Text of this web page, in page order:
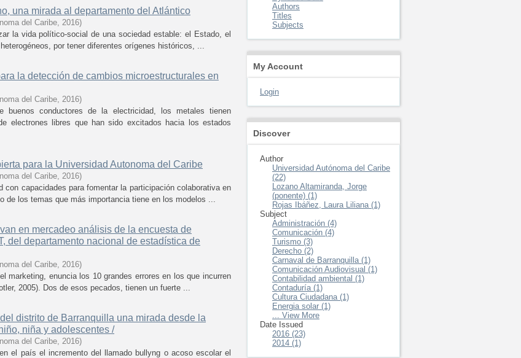
una mirada al departamento del Atlántico
del Caribe, 2016)
la vida político-social de una sociedad estable: el Estado, el
por tener diferentes orígenes históricos, ...
la detección de cambios microestructurales en
del Caribe, 2016)
buenos conductores de la electricidad, los metales tienen
electrones libres que han sido excitados hacia los estados
para la Universidad Autonoma del Caribe
del Caribe, 2016)
capacidades para fomentar la participación colaborativa en
de los temas que más importancia tiene en los modelos ...
en mercadeo análisis de la encuesta de
del departamento nacional de estadística de
del Caribe, 2016)
marketing, enuncia los 10 grandes errores en los que incurren
2005). Dos de esos pecados, tienen un fuerte ...
distrito de Barranquilla una mirada desde la
niña y adolescentes /
del Caribe, 2016)
el país el incremento del llamado bullyng o acoso escolar el
Authors
Titles
Subjects
My Account
Login
Discover
Author
Universidad Autónoma del Caribe
(22)
Lozano Altamiranda, Jorge
(ponente) (1)
Rojas Ibáñez, Laura Liliana (1)
Subject
Administración (4)
Comunicación (4)
Turismo (3)
Derecho (2)
Carnaval de Barranquilla (1)
Comunicación Audiovisual (1)
Contabilidad ambiental (1)
Contaduría (1)
Cultura Ciudadana (1)
Energia solar (1)
... View More
Date Issued
2016 (23)
2014 (1)